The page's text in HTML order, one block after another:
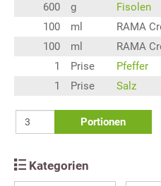
600
g
Fisolen
100
ml
RAMA
100
ml
RAMA
1
Prise
Pfeffer
1
Prise Salz
Portionen
Kategorien